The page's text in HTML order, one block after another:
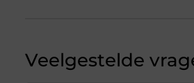
Veelgestelde